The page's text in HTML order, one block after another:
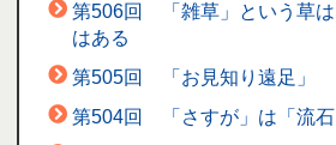
第506回 「雑草」という草は
はある
第505回 「お見知り遠足」
第504回 「さすが」は「流石